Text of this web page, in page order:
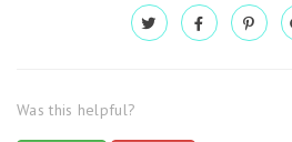
Was this helpful?